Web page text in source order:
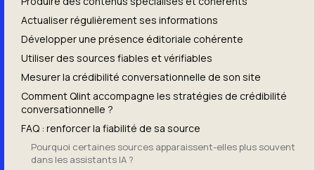
Actualiser régulièrement ses informations
Développer une présence éditoriale cohérente
Utiliser des sources fiables et vérifiables
Mesurer la crédibilité conversationnelle de son site
Comment Qlint accompagne les stratégies de crédibilité
conversationnelle ?
FAQ : renforcer la fiabilité de sa source
Pourquoi certaines sources apparaissent-elles plus souvent
dans les assistants IA ?